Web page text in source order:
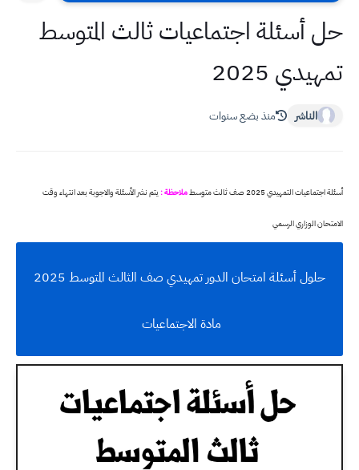
حل أسئلة اجتماعيات ثالث المتوسط
تمهيدي 2025
الناشر منذ بضع سنوات
أسئلة اجتماعيات التمهيدي 2025 صف ثالث متوسط ملاحظة : يتم نشر الأسئلة والاجوبة بعد انتهاء وقت
الامتحان الوزاري الرسمي
حلول أسئلة امتحان الدور تمهيدي صف الثالث المتوسط 2025
مادة الاجتماعيات